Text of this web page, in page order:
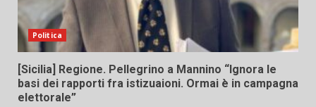
Politica
[Sicilia] Regione. Pellegrino a Mannino “Ignora le
basi dei rapporti fra istizuaioni. Ormai è in campagna
elettorale”